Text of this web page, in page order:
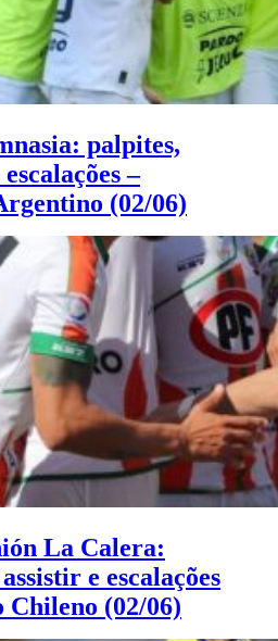
palpites,
–
(02/06)
onde assistir e escalações
(02/06)
La Calera:
e escalações
Chileno (02/06)